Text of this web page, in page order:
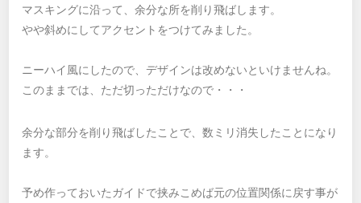
マスキングに沿って、余分な所を削り飛ばします。
やや斜めにしてアクセントをつけてみました。
ニーハイ風にしたので、デザインは改めないといけませんね。
このままでは、ただ切っただけなので・・・
余分な部分を削り飛ばしたことで、数ミリ消失したことになり
ます。
予め作っておいたガイドで挟みこめば元の位置関係に戻す事が